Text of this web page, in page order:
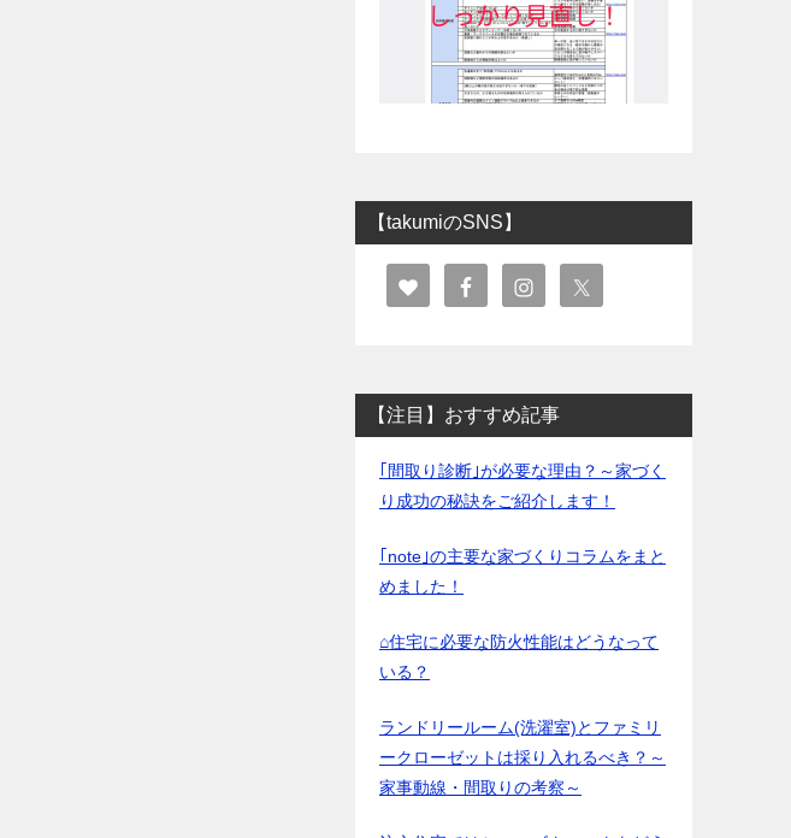
【takumiのSNS】
【注目】おすすめ記事
｢間取り診断｣が必要な理由？～家づく
り成功の秘訣をご紹介します！
｢note｣の主要な家づくりコラムをまと
めました！
⌂住宅に必要な防火性能はどうなって
いる？
ランドリールーム(洗濯室)とファミリ
ークローゼットは採り入れるべき？～
家事動線・間取りの考察～